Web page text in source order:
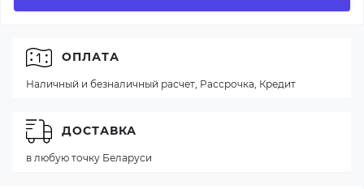
ОПЛАТА
Наличный и безналичный расчет, Рассрочка, Кредит
ДОСТАВКА
в любую точку Беларуси